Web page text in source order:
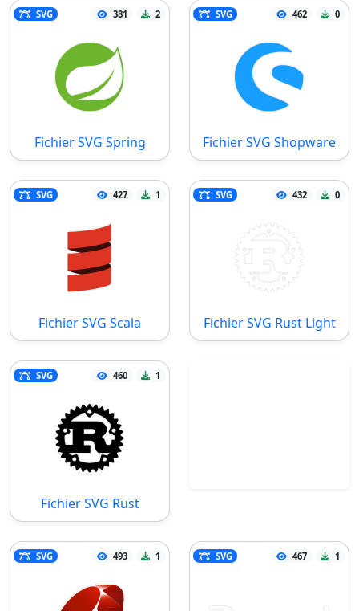
SVG 381 2
Fichier SVG Spring
SVG 462 0
Fichier SVG Shopware
SVG 427 1
Fichier SVG Scala
SVG 432 0
Fichier SVG Rust Light
SVG 460 1
Fichier SVG Rust
SVG 493 1 SVG 467 1